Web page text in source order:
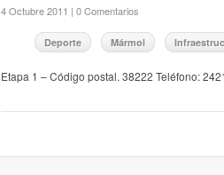
4 Octubre 2011 | 0 Comentarios
Deporte Mármol
Etapa 1 – Código postal. 38222 Teléfono: